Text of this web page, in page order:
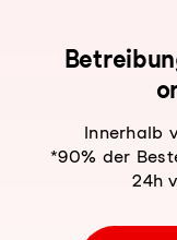
Innerhalb
*90% der
24h